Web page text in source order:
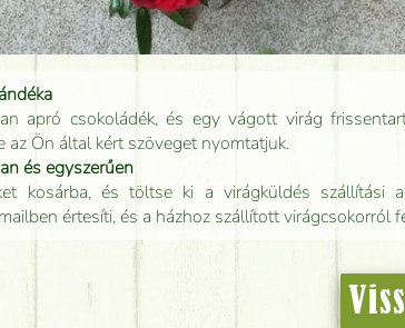
apró csokoládék, és egy vágott virág
az Ön által kért szöveget nyomtatjuk.
és egyszerűen
kosárba, és töltse ki a virágküldés szállítási
értesíti, és a házhoz szállított virágcsokorról